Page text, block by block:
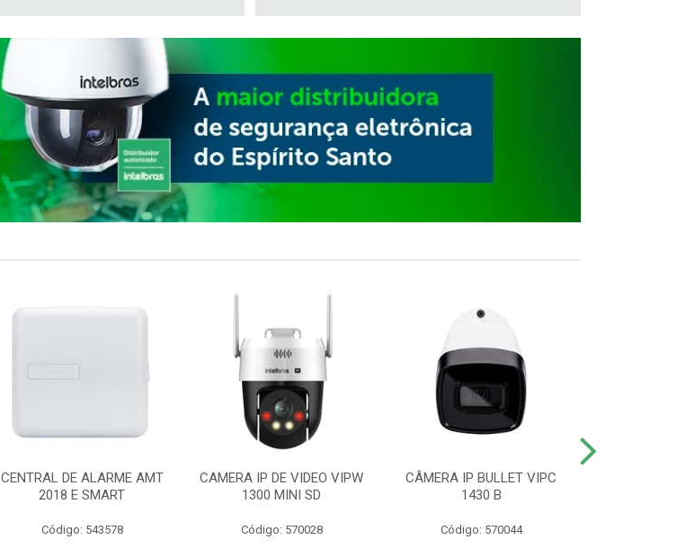
CENTRAL DE ALARME AMT
2018 E SMART
Código: 543578
CAMERA IP DE VIDEO VIPW
1300 MINI SD
Código: 570028
CÂMERA IP BULLET VIPC
1430 B
Código: 570044